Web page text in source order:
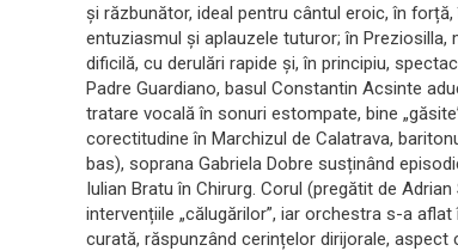
și răzbunător, ideal pentru cântul eroic, în
entuziasmul și aplauzele tuturor; în
dificilă, cu derulări rapide și, în principiu,
Padre Guardiano, basul Constantin Acsinte
tratare vocală în sonuri estompate, bine
corectitudine în Marchizul de Calatrava,
bas), soprana Gabriela Dobre susținând
Iulian Bratu în Chirurg. Corul (pregătit de
intervențiile „călugărilor”, iar orchestra s-a
curată, răspunzând cerințelor dirijorale,